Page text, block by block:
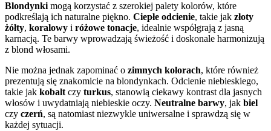
Blondynkimogą korzystać z szerokiej palety kolorów, które
podkreślają ich naturalne piękno. Ciepłe odcienie, takie jak złoty
żółty, koralowy i różowe tonacje, idealnie współgrają z jasną
karnacją. Te barwy wprowadzają świeżość i doskonale harmonizują
z blond włosami.
Nie można jednak zapominać o zimnych kolorach, które również
prezentują się znakomicie na blondynkach. Odcienie niebieskiego,
takie jak kobaltczy turkus, stanowią ciekawy kontrast dla jasnych
włosów i uwydatniają niebieskie oczy. Neutralne barwy, jak biel
czy czerń, są natomiast niezwykle uniwersalne i sprawdzą się w
każdej sytuacji.